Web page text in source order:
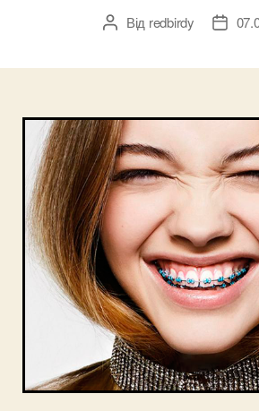
Автор
Від redbirdy
Дата